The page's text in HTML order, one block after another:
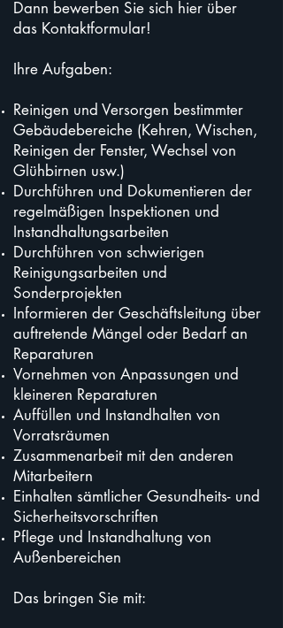
Dann bewerben Sie sich hier über
das Kontaktformular!
Ihre Aufgaben:
Reinigen und Versorgen bestimmter
Gebäudebereiche (Kehren, Wischen,
Reinigen der Fenster, Wechsel von
Glühbirnen usw.)
Durchführen und Dokumentieren der
regelmäßigen Inspektionen und
Instandhaltungsarbeiten
Durchführen von schwierigen
Reinigungsarbeiten und
Sonderprojekten
Informieren der Geschäftsleitung über
auftretende Mängel oder Bedarf an
Reparaturen
Vornehmen von Anpassungen und
kleineren Reparaturen
Auffüllen und Instandhalten von
Vorratsräumen
Zusammenarbeit mit den anderen
Mitarbeitern
Einhalten sämtlicher Gesundheits- und
Sicherheitsvorschriften
Pflege und Instandhaltung von
Außenbereichen​
Das bringen Sie mit: